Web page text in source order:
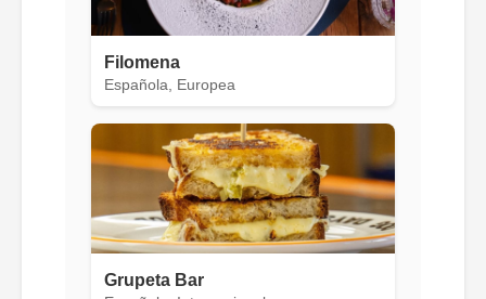
Filomena
Española, Europea
Grupeta Bar